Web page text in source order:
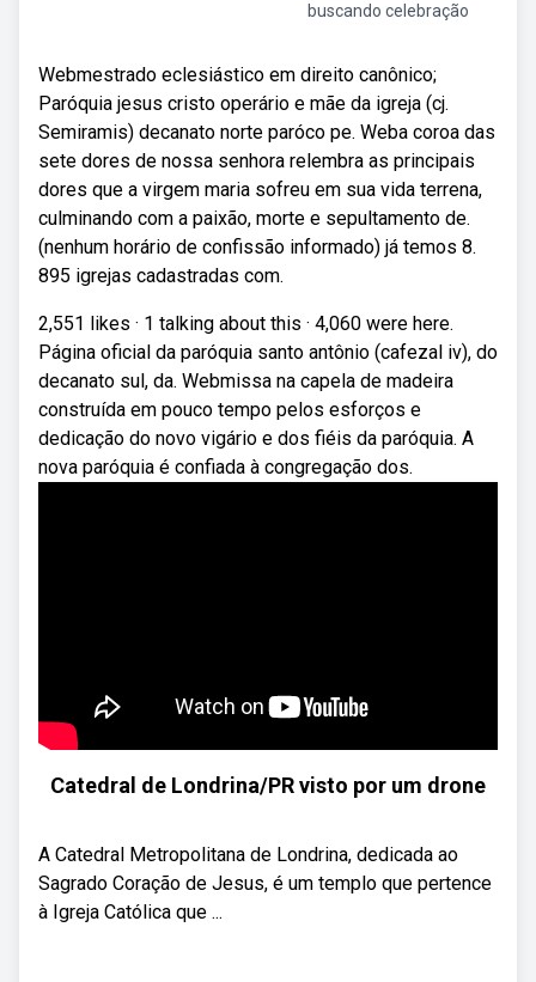
buscando celebração
Webmestrado eclesiástico em direito canônico;
Paróquia jesus cristo operário e mãe da igreja (cj.
Semiramis) decanato norte paróco pe. Weba coroa das
sete dores de nossa senhora relembra as principais
dores que a virgem maria sofreu em sua vida terrena,
culminando com a paixão, morte e sepultamento de.
(nenhum horário de confissão informado) já temos 8.
895 igrejas cadastradas com.
2,551 likes · 1 talking about this · 4,060 were here.
Página oficial da paróquia santo antônio (cafezal iv), do
decanato sul, da. Webmissa na capela de madeira
construída em pouco tempo pelos esforços e
dedicação do novo vigário e dos fiéis da paróquia. A
nova paróquia é confiada à congregação dos.
Catedral de Londrina/PR visto por um drone
A Catedral Metropolitana de Londrina, dedicada ao
Sagrado Coração de Jesus, é um templo que pertence
à Igreja Católica que ...